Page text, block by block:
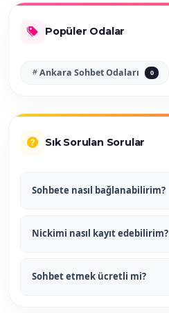
Popüler Odalar
Ankara Sohbet Odaları 0
Sık Sorulan Sorular
Sohbete nasıl bağlanabilirim?
Nickimi nasıl kayıt edebilirim?
Sohbet etmek ücretli mi?